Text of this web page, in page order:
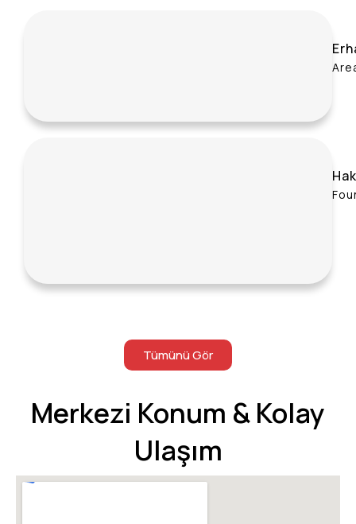
Tümünü Gör
Merkezi Konum & Kolay
Ulaşım